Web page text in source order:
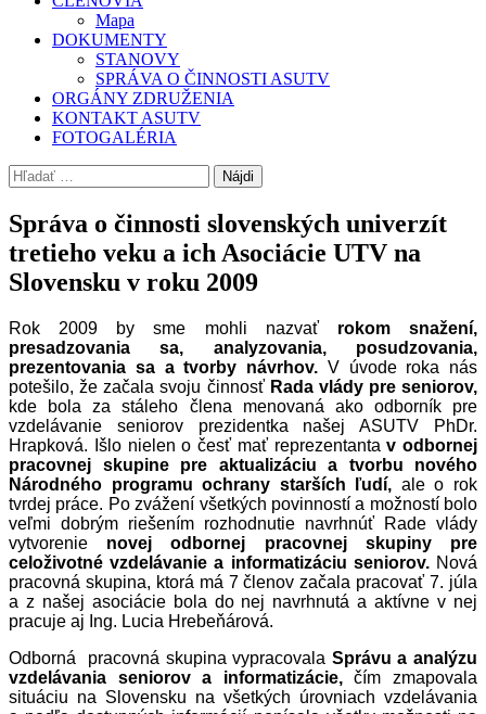
Mapa
DOKUMENTY
STANOVY
SPRÁVA O ČINNOSTI ASUTV
ORGÁNY ZDRUŽENIA
KONTAKT ASUTV
FOTOGALÉRIA
Hľadať:
Správa o činnosti slovenských univerzít
tretieho veku a ich Asociácie UTV na
Slovensku v roku 2009
Rok 2009 by sme mohli nazvať rokom snažení,
presadzovania sa, analyzovania, posudzovania,
prezentovania sa a tvorby návrhov. V úvode roka nás
potešilo, že začala svoju činnosť Rada vlády pre seniorov,
kde bola za stáleho člena menovaná ako odborník pre
vzdelávanie seniorov prezidentka našej ASUTV PhDr.
Hrapková. Išlo nielen o česť mať reprezentantav odbornej
pracovnej skupine pre aktualizáciu a tvorbu nového
Národného programu ochrany starších ľudí, ale o rok
tvrdej práce. Po zvážení všetkých povinností a možností bolo
veľmi dobrým riešením rozhodnutie navrhnúť Rade vlády
vytvorenie novej odbornej pracovnej skupiny pre
celoživotné vzdelávanie a informatizáciu seniorov.Nová
pracovná skupina, ktorá má 7 členov začala pracovať 7. júla
a z našej asociácie bola do nej navrhnutá a aktívne v nej
pracuje aj Ing. Lucia Hrebeňárová.
Odborná pracovná skupina vypracovala Správu a analýzu
vzdelávania seniorov a informatizácie,čím zmapovala
situáciu na Slovensku na všetkých úrovniach vzdelávania